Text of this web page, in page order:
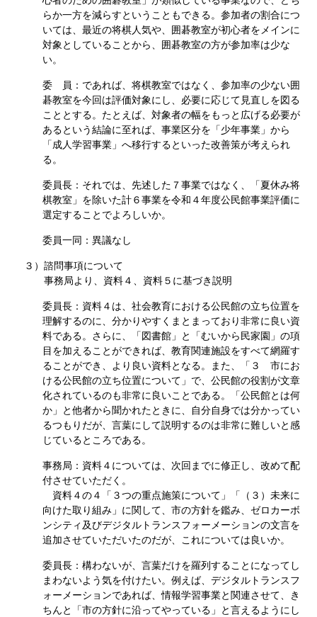
らか一方を減らすということもできる。参加者の割合につ
いては、最近の将棋人気や、囲碁教室が初心者をメインに
対象としていることから、囲碁教室の方が参加率は少な
い。
委 員：であれば、将棋教室ではなく、参加率の少ない囲
碁教室を今回は評価対象にし、必要に応じて見直しを図る
こととする。たとえば、対象者の幅をもっと広げる必要が
あるという結論に至れば、事業区分を「少年事業」から
「成人学習事業」へ移行するといった改善策が考えられ
る。
委員長：それでは、先述した７事業ではなく、「夏休み将
棋教室」を除いた計６事業を令和４年度公民館事業評価に
選定することでよろしいか。
委員一同：異議なし
３）諮問事項について
事務局より、資料４、資料５に基づき説明
委員長：資料４は、社会教育における公民館の立ち位置を
理解するのに、分かりやすくまとまっており非常に良い資
料である。さらに、「図書館」と「むいから民家園」の項
目を加えることができれば、教育関連施設をすべて網羅す
ることができ、より良い資料となる。また、「３ 市にお
ける公民館の立ち位置について」で、公民館の役割が文章
化されているのも非常に良いことである。「公民館とは何
か」と他者から聞かれたときに、自分自身では分かってい
るつもりだが、言葉にして説明するのは非常に難しいと感
じているところである。
事務局：資料４については、次回までに修正し、改めて配
付させていただく。
資料４の４「３つの重点施策について」「（３）未来に
向けた取り組み」に関して、市の方針を鑑み、ゼロカーボ
ンシティ及びデジタルトランスフォーメーションの文言を
追加させていただいたのだが、これについては良いか。
委員長：構わないが、言葉だけを羅列することになってし
まわないよう気を付けたい。例えば、デジタルトランスフ
ォーメーションであれば、情報学習事業と関連させて、き
ちんと「市の方針に沿ってやっている」と言えるようにし